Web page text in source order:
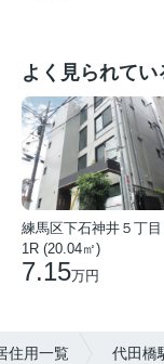
よく見られてい
練馬区下石神井５丁目
1R (20.04㎡)
7.15万円
住用一覧 代田橋